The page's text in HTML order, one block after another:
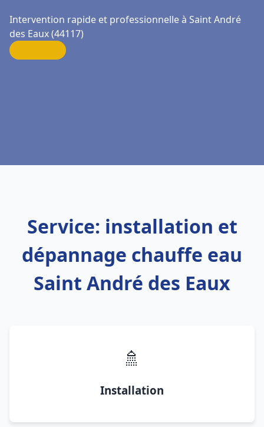
Intervention rapide et professionnelle à Saint André
des Eaux (44117)
Service: installation et
dépannage chauffe eau
Saint André des Eaux
🚿
Installation